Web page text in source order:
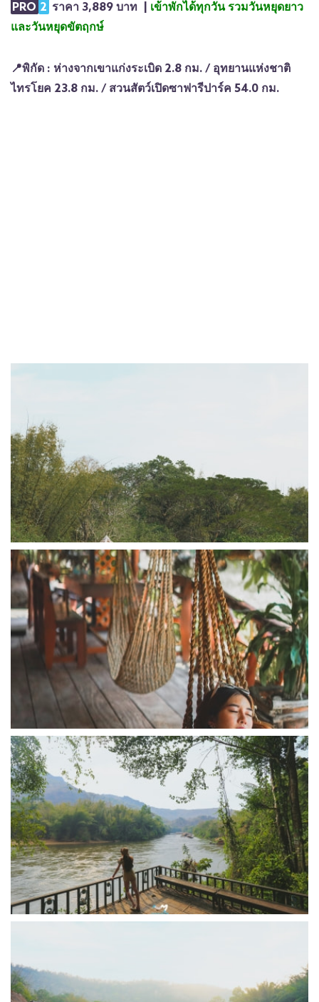
PRO 2 ราคา 3,889 บาท | เข้าพักได้ทุกวัน รวมวันหยุดยาว
และวันหยุดขัตฤกษ์
📍พิกัด : ห่างจากเขาแก่งระเบิด 2.8 กม. / อุทยานแห่งชาติ
ไทรโยค 23.8 กม. / สวนสัตว์เปิดซาฟารีปาร์ค 54.0 กม.